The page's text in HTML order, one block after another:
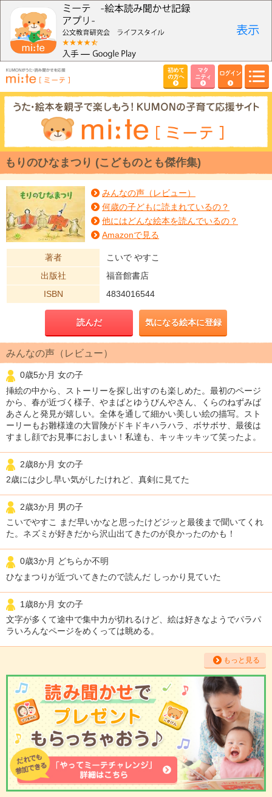
初めて
の方へ
マタ
ニティ
ログイン
もりのひなまつり (こどものとも傑作集)
みんなの声（レビュー）
何歳の子どもに読まれているの？
他にはどんな絵本を読んでいるの？
Amazonで見る
著者
こいで やすこ
出版社
福音館書店
ISBN
4834016544
読んだ 気になる絵本に登録
みんなの声（レビュー）
0歳5か月 女の子
挿絵の中から、ストーリーを探し出すのも楽しめた。最初のページ
から、春が近づく様子、やまばとゆうびんやさん、くらのねずみば
あさんと発見が嬉しい。全体を通して細かい美しい絵の描写。スト
ーリーもお雛様達の大冒険がドキドキハラハラ、ボサボサ、最後は
すまし顔でお見事におしまい！私達も、キッキッキッて笑ったよ。
2歳8か月 女の子
2歳には少し早い気がしたけれど、真剣に見てた
2歳3か月 男の子
こいでやすこ まだ早いかなと思ったけどジッと最後まで聞いてくれ
た。ネズミが好きだから沢山出てきたのが良かったのかも！
0歳3か月 どちらか不明
ひなまつりが近づいてきたので読んだ しっかり見ていた
1歳8か月 女の子
文字が多くて途中で集中力が切れるけど、絵は好きなようでパラパ
ラいろんなページをめくっては眺める。
もっと見る